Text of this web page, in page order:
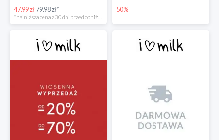
47.99 zł79.98 zł* 50%